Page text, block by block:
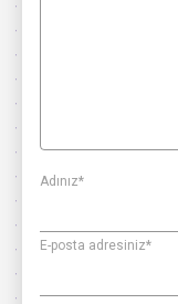
Adınız*
E-posta adresiniz*